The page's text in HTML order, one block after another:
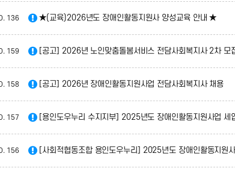
136 ★(교육)2026년도 장애인활동지원사 양성교육 안내 ★
159 [공고] 2026년 노인맞춤돌봄서비스 전담사회복지사 2차 모
158 [공고] 2026년 장애인활동지원사업 전담사회복지사 채용
157 [용인도우누리 수지지부] 2025년도 장애인활동지원사업 세
156 [사회적협동조합 용인도우누리] 2025년도 장애인활동지원